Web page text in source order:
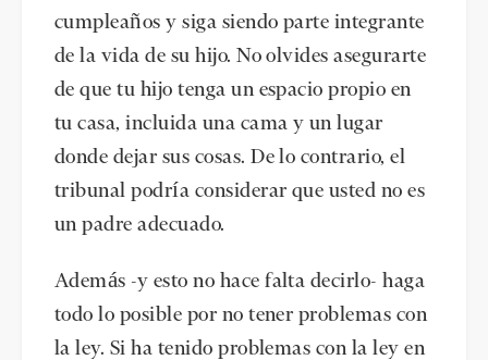
cumpleaños y siga siendo parte integrante
de la vida de su hijo. No olvides asegurarte
de que tu hijo tenga un espacio propio en
tu casa, incluida una cama y un lugar
donde dejar sus cosas. De lo contrario, el
tribunal podría considerar que usted no es
un padre adecuado.
Además -y esto no hace falta decirlo- haga
todo lo posible por no tener problemas con
la ley. Si ha tenido problemas con la ley en